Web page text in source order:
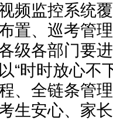
频监控系统
置、巡考管
级各部门要
“时时放心不
、全链条管
生安心、家